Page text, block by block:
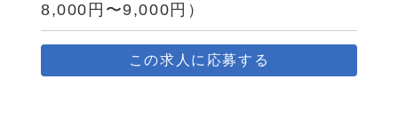
8,000円〜9,000円）
この求人に応募する